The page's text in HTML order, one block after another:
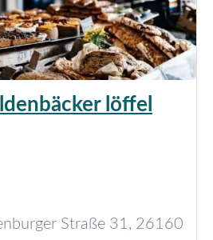
löffel
Straße 31, 26160